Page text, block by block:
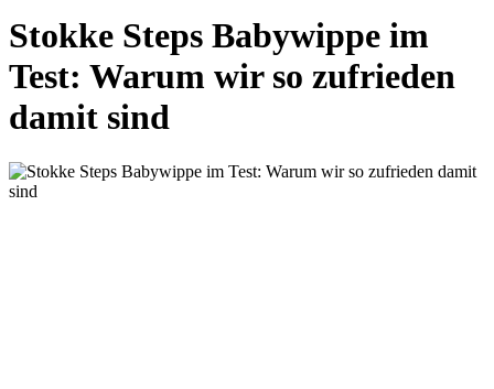
Stokke Steps Babywippe im
Test: Warum wir so zufrieden
damit sind